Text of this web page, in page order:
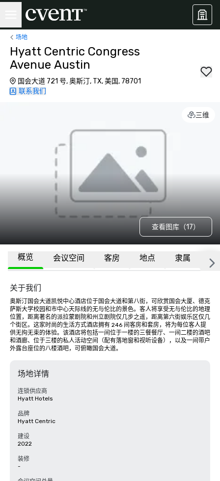
场地
Hyatt Centric Congress
Avenue Austin
国会大道 721 号, 奥斯汀, TX, 美国, 78701
联系我们
三维
查看图库（17）
概览 会议空间 客房 地点 隶属 更
关于我们
奥斯汀国会大道凯悦中心酒店位于国会大道和第八街，可欣赏国会大厦、德克
萨斯大学校园和市中心天际线的无与伦比的景色。客人将享受无与伦比的地理
位置，距离著名的派拉蒙剧院和州立剧院仅几步之遥，距离第六街娱乐区仅几
个街区。这家时尚的生活方式酒店拥有 246 间客房和套房，将为每位客人提
供无拘无束的体验。该酒店将包括一间位于一楼的三餐餐厅、一间二楼的酒吧
和酒廊、位于三楼的私人活动空间（配有落地窗和视听设备），以及一间带户
外露台座位的八楼酒吧，可俯瞰国会大道。
场地详情
连锁供应商
Hyatt Hotels
品牌
Hyatt Centric
建设
2022
装修
-